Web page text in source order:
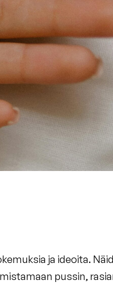
ja ideoita.
pussin,